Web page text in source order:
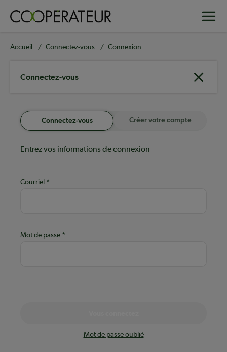
principal
Fil
Accueil Connectez-vous Connexion
Connectez-vous
Connectez-vous Créer votre compte
Entrez vos informations de connexion
Courriel
Mot de passe
Mot de passe oublié